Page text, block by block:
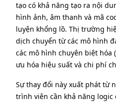
tạo có khả năng tạo ra nội
hình ảnh, âm thanh và mã
luyện khổng lồ. Thị trường
dịch chuyển từ các mô hình
các mô hình chuyên biệt hóa
ưu hóa hiệu suất và chi phí
Sự thay đổi này xuất phát từ
trình viên cần khả năng logic